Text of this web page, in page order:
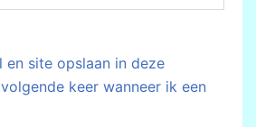
en site opslaan in deze
keer wanneer ik een